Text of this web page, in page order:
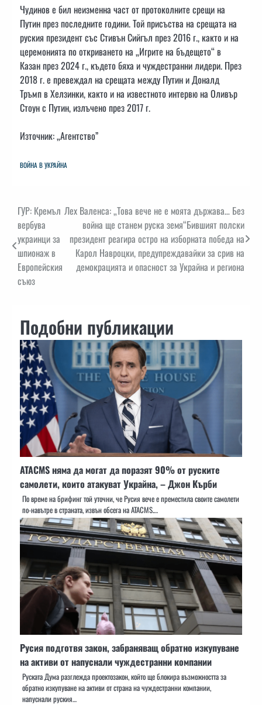
Чудинов е бил неизменна част от протоколните срещи на
Путин през последните години. Той присъства на срещата на
руския президент със Стивън Сийгъл през 2016 г., както и на
церемонията по откриването на „Игрите на бъдещето“ в
Казан през 2024 г., където бяха и чуждестранни лидери. През
2018 г. е превеждал на срещата между Путин и Доналд
Тръмп в Хелзинки, както и на известното интервю на Оливър
Стоун с Путин, излъчено през 2017 г.
Източник: „Агентство”
ВОЙНА В УКРАЙНА
Навигация
ГУР: Кремъл
вербува
украинци за
шпионаж в
Европейския
съюз
Лех Валенса: „Това вече не е моята държава… Без
война ще станем руска земя“Бившият полски
президент реагира остро на изборната победа на
Карол Навроцки, предупреждавайки за срив на
демокрацията и опасност за Украйна и региона
Подобни публикации
ATACMS няма да могат да поразят 90% от руските
самолети, които атакуват Украйна, – Джон Кърби
По време на брифинг той уточни, че Русия вече е преместила своите самолети
по-навътре в страната, извън обсега на ATACMS.…
Русия подготвя закон, забраняващ обратно изкупуване
на активи от напуснали чуждестранни компании
Руската Дума разглежда проектозакон, който ще блокира възможността за
обратно изкупуване на активи от страна на чуждестранни компании,
напуснали руския…